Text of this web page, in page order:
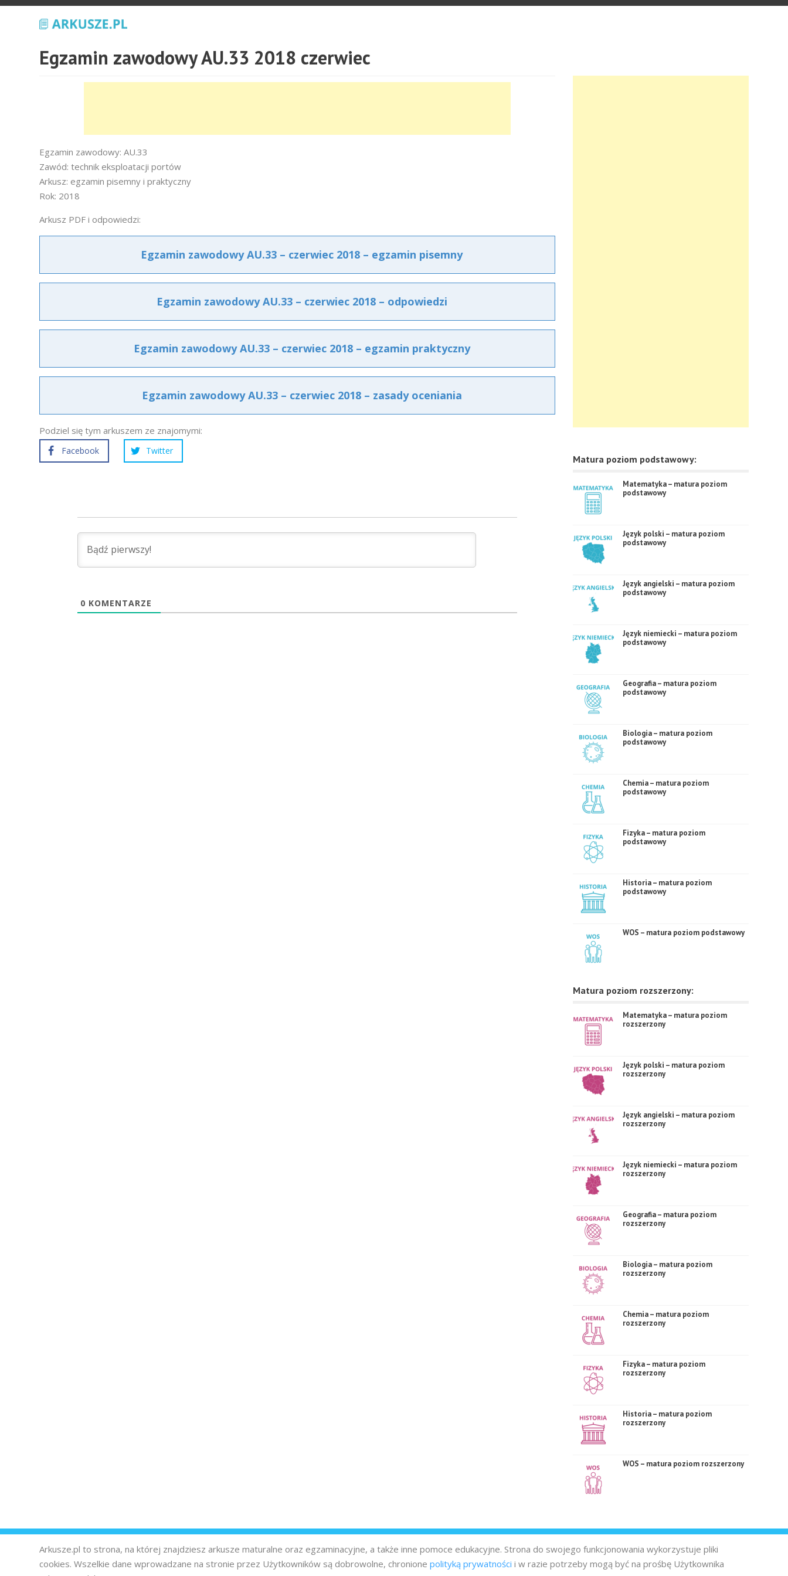
Egzamin zawodowy AU.33 2018 czerwiec
Egzamin zawodowy: AU.33
Zawód: technik eksploatacji portów
Arkusz: egzamin pisemny i praktyczny
Rok: 2018
Arkusz PDF i odpowiedzi:
Egzamin zawodowy AU.33 – czerwiec 2018 – egzamin pisemny
Egzamin zawodowy AU.33 – czerwiec 2018 – odpowiedzi
Egzamin zawodowy AU.33 – czerwiec 2018 – egzamin praktyczny
Egzamin zawodowy AU.33 – czerwiec 2018 – zasady oceniania
Podziel się tym arkuszem ze znajomymi:
Facebook Twitter
0 KOMENTARZE
Matura poziom podstawowy:
Matematyka – matura poziom
podstawowy
Język polski – matura poziom
podstawowy
Język angielski – matura poziom
podstawowy
Język niemiecki – matura poziom
podstawowy
Geografia – matura poziom
podstawowy
Biologia – matura poziom
podstawowy
Chemia – matura poziom
podstawowy
Fizyka – matura poziom
podstawowy
Historia – matura poziom
podstawowy
WOS – matura poziom podstawowy
Matura poziom rozszerzony:
Matematyka – matura poziom
rozszerzony
Język polski – matura poziom
rozszerzony
Język angielski – matura poziom
rozszerzony
Język niemiecki – matura poziom
rozszerzony
Geografia – matura poziom
rozszerzony
Biologia – matura poziom
rozszerzony
Chemia – matura poziom
rozszerzony
Fizyka – matura poziom
rozszerzony
Historia – matura poziom
rozszerzony
WOS – matura poziom rozszerzony
Arkusze.pl to strona, na której znajdziesz arkusze maturalne oraz egzaminacyjne, a także inne pomoce edukacyjne. Strona do swojego funkcjonowania wykorzystuje pliki
cookies. Wszelkie dane wprowadzane na stronie przez Użytkowników są dobrowolne, chronione polityką prywatności i w razie potrzeby mogą być na prośbę Użytkownika